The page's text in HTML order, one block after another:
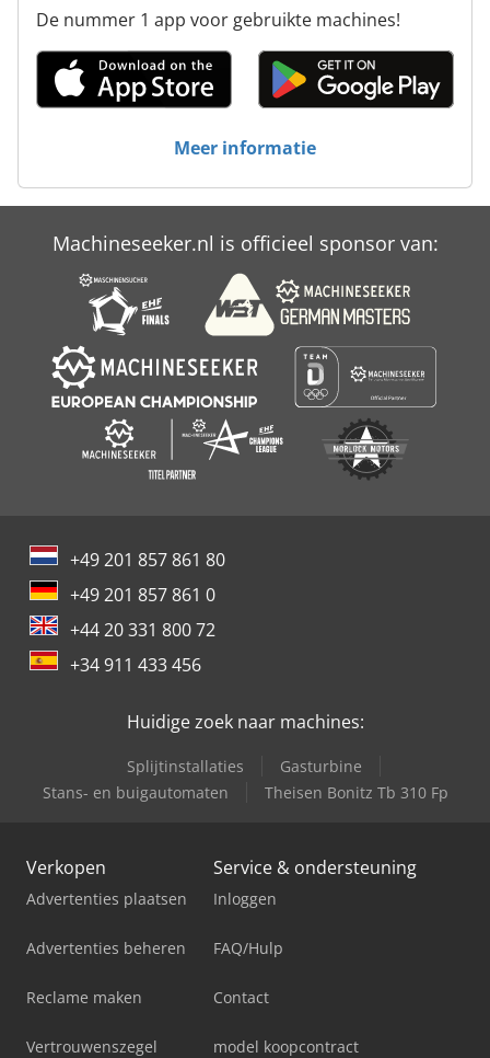
Upright Sl 30
Upright Tl 37
Utp 200 Gw
Uw 3
Wohlhaupter Upa 1
De nummer 1 app voor gebruikte machines!
Meer informatie
Machineseeker.nl is officieel sponsor van:
+49 201 857 861 80
+49 201 857 861 0
+44 20 331 800 72
+34 911 433 456
Huidige zoek naar machines:
Splijtinstallaties
Gasturbine
Stans- en buigautomaten
Theisen Bonitz Tb 310 Fp
Verkopen
Advertenties plaatsen
Advertenties beheren
Reclame maken
Vertrouwenszegel
Service & ondersteuning
Inloggen
FAQ/Hulp
Contact
model koopcontract